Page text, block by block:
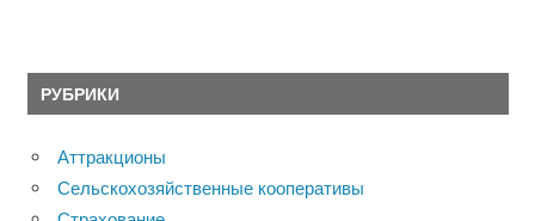
РУБРИКИ
Аттракционы
Сельскохозяйственные кооперативы